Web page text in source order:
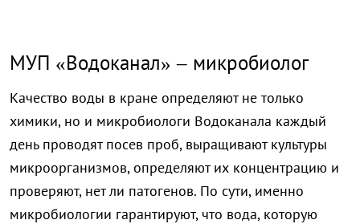
МУП «Водоканал» – микробиолог
Качество воды в кране определяют не только
химики, но и микробиологи Водоканала каждый
день проводят посев проб, выращивают культуры
микроорганизмов, определяют их концентрацию и
проверяют, нет ли патогенов. По сути, именно
микробиологии гарантируют, что вода, которую